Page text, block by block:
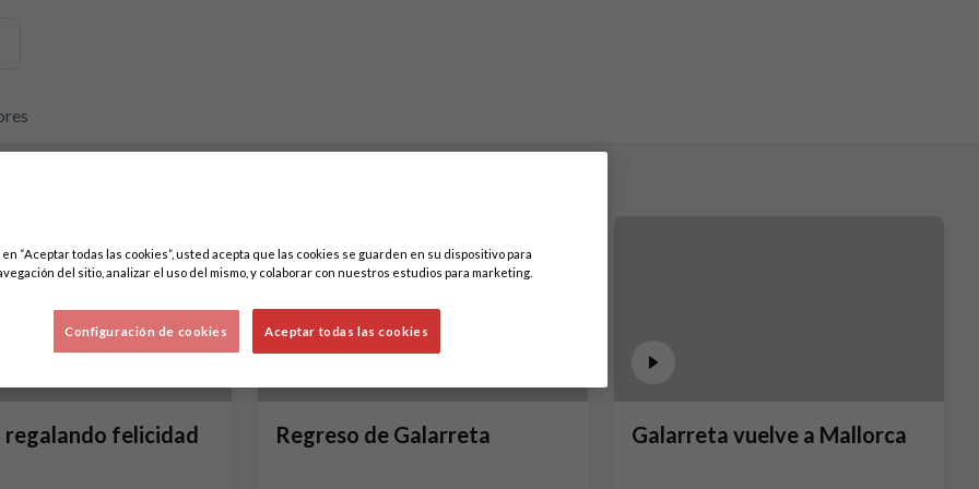
contenidos relacionados con esta. Mínimo tres caracteres.
regalando felicidad
Regreso de Galarreta Galarreta vuelve a Mallorca
“Aceptar todas las cookies”, usted acepta que las cookies se guarden en su dispositivo para
del sitio, analizar el uso del mismo, y colaborar con nuestros estudios para marketing.
Aceptar todas las cookies
Configuración de cookies